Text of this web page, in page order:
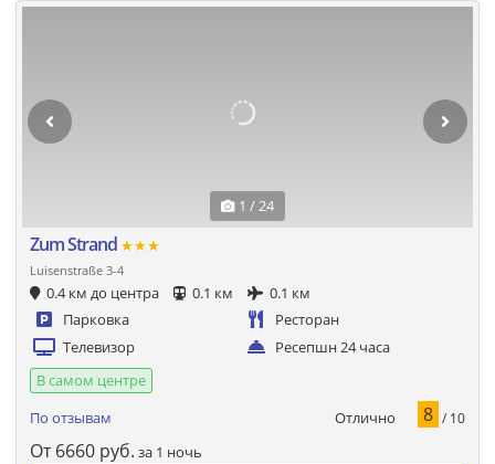
1 / 24
Zum Strand ★★★
Luisenstraße 3-4
0.4 км до центра 0.1 км
0.1 км
Парковка
Ресторан
Телевизор
Ресепшн 24 часа
В самом центре
По отзывам
Отлично 8 / 10
От 6660 руб. за 1 ночь